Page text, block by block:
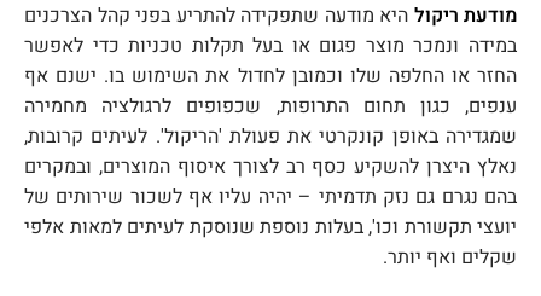
מודעת ריקול היא מודעה שתפקידה להתריע בפני קהל הצרכנים
במידה ונמכר מוצר פגום או בעל תקלות טכניות כדי לאפשר
החזר או החלפה שלו וכמובן לחדול את השימוש בו. ישנם אף
ענפים, כגון תחום התרופות, שכפופים לרגולציה מחמירה
שמגדירה באופן קונקרטי את פעולת 'הריקול'. לעיתים קרובות,
נאלץ היצרן להשקיע כסף רב לצורך איסוף המוצרים, ובמקרים
בהם נגרם גם נזק תדמיתי – יהיה עליו אף לשכור שירותים של
יועצי תקשורת וכו', בעלות נוספת שנוסקת לעיתים למאות אלפי
שקלים ואף יותר.